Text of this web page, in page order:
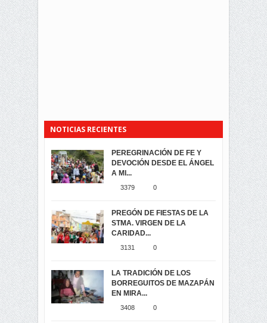
NOTICIAS RECIENTES
PEREGRINACIÓN DE FE Y
DEVOCIÓN DESDE EL ÁNGEL
A MI...
3379 0
PREGÓN DE FIESTAS DE LA
STMA. VIRGEN DE LA
CARIDAD...
3131 0
LA TRADICIÓN DE LOS
BORREGUITOS DE MAZAPÁN
EN MIRA...
3408 0
PROCESIÓN DE LA VIRGEN
DE LA CARIDAD 2024
3057
-ENCENDIDO DEL ARBOL DE
...
MIRA
3434
SEGUNDA VUELTA
ELECCIONES
PRESIDENCIALES 2023 EN
M...
ELECCION CRUCIAL:
SEGUNDA VUELTA
PRESIDENCIAL EL 1...
VIRTUALES ASAMBLEISTAS
POR LA PROVINCIA DEL
CARCHI...